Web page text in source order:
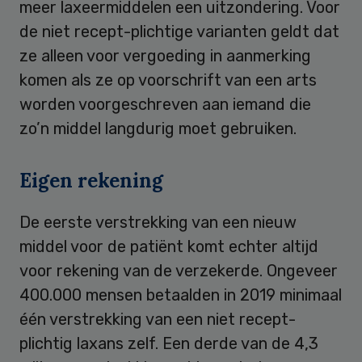
meer laxeermiddelen een uitzondering. Voor
de niet recept-plichtige varianten geldt dat
ze alleen voor vergoeding in aanmerking
komen als ze op voorschrift van een arts
worden voorgeschreven aan iemand die
zo’n middel langdurig moet gebruiken.
Eigen rekening
De eerste verstrekking van een nieuw
middel voor de patiënt komt echter altijd
voor rekening van de verzekerde. Ongeveer
400.000 mensen betaalden in 2019 minimaal
één verstrekking van een niet recept-
plichtig laxans zelf. Een derde van de 4,3